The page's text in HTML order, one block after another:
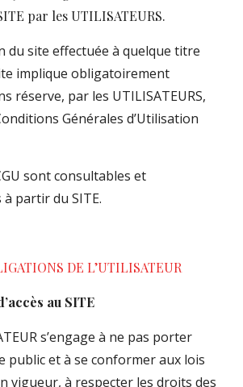
par les UTILISATEURS.
du site effectuée à quelque titre
implique obligatoirement
réserve, par les UTILISATEURS,
Générales d’Utilisation
sont consultables et
partir du SITE.
DE L’UTILISATEUR
au SITE
s’engage à ne pas porter
public et à se conformer aux lois
vigueur, à respecter les droits des